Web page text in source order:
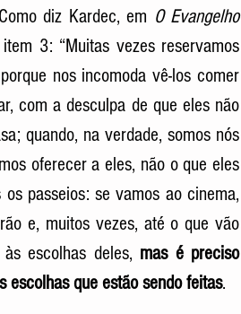
diz Kardec, em O Evangelho
3: “Muitas vezes reservamos
nos incomoda vê-los comer
com a desculpa de que eles não
quando, na verdade, somos nós
oferecer a eles, não o que eles
passeios: se vamos ao cinema,
e, muitos vezes, até o que vão
escolhas deles, mas é preciso
que estão sendo feitas.